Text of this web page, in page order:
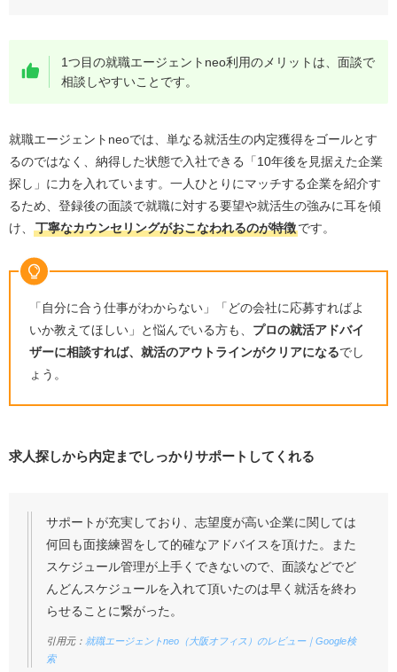
1つ目の就職エージェントneo利用のメリットは、面談で
相談しやすいことです。
就職エージェントneoでは、単なる就活生の内定獲得をゴールとす
るのではなく、納得した状態で入社できる「10年後を見据えた企業
探し」に力を入れています。一人ひとりにマッチする企業を紹介す
るため、登録後の面談で就職に対する要望や就活生の強みに耳を傾
け、
丁寧なカウンセリングがおこなわれるのが特徴です。
「自分に合う仕事がわからない」「どの会社に応募すればよ
いか教えてほしい」と悩んでいる方も、 プロの就活アドバイ
ザーに相談すれば、就活のアウトラインがクリアになるでし
ょう。
求人探しから内定までしっかりサポートしてくれる
サポートが充実しており、志望度が高い企業に関しては
何回も面接練習をして的確なアドバイスを頂けた。また
スケジュール管理が上手くできないので、面談などでど
んどんスケジュールを入れて頂いたのは早く就活を終わ
らせることに繋がった。
引用元： 就職エージェントneo（大阪オフィス）のレビュー｜Google検
索